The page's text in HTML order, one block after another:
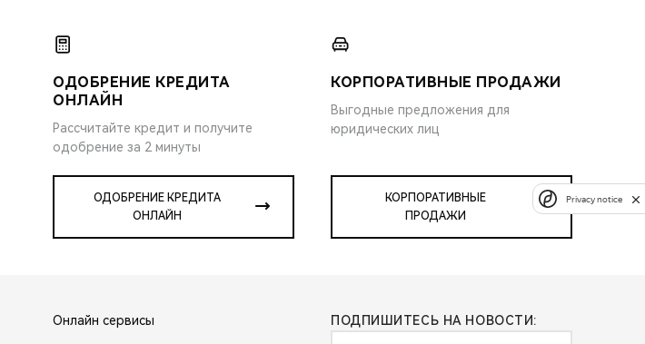
ОДОБРЕНИЕ КРЕДИТА
ОНЛАЙН
Рассчитайте кредит и получите
одобрение за 2 минуты
ОДОБРЕНИЕ КРЕДИТА
ОНЛАЙН
КОРПОРАТИВНЫЕ ПРОДАЖИ
Выгодные предложения для
юридических лиц
КОРПОРАТИВНЫЕ
ПРОДАЖИ
Онлайн сервисы ПОДПИШИТЕСЬ НА НОВОСТИ:
Privacy notice